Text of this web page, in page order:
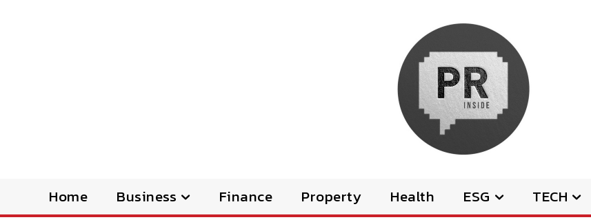
Home Business Finance Property Health ESG TECH